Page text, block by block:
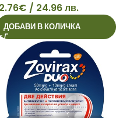
€ / 24.96 лв.
ДОБАВИ В КОЛИЧКА